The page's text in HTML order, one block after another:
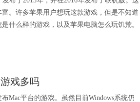
。许多苹果用户想玩这款游戏，但是不知道
什么样的游戏，以及苹果电脑怎么玩饥荒。
戏多吗
Mac平台的游戏。虽然目前Windows系统仍